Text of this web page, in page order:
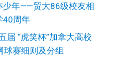
少年——贸大86级校友相
40周年
届 “虎笑杯”加拿大高校
球赛细则及分组